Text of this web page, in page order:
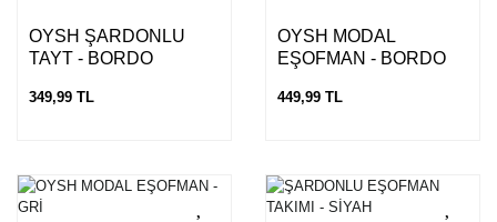
OYSH ŞARDONLU
TAYT - BORDO
349,99 TL
OYSH MODAL
EŞOFMAN - BORDO
449,99 TL